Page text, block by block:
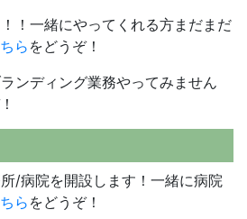
！一緒にやってくれる方まだまだ
らをどうぞ！
ンディング業務やってみません
/病院を開設します！一緒に病院
らをどうぞ！